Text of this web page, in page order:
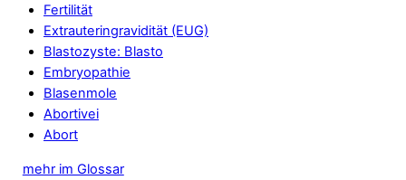
Fertilität
Extrauteringravidität (EUG)
Blastozyste: Blasto
Embryopathie
Blasenmole
Abortivei
Abort
mehr im Glossar